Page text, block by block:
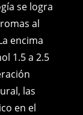
se logra
al
encima
1.5 a 2.5
las
en el